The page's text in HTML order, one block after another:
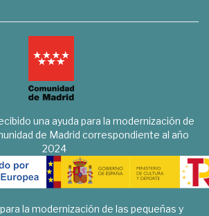
una ayuda para la modernización de
de Madrid correspondiente al año
2024
la modernización de las pequeñas y